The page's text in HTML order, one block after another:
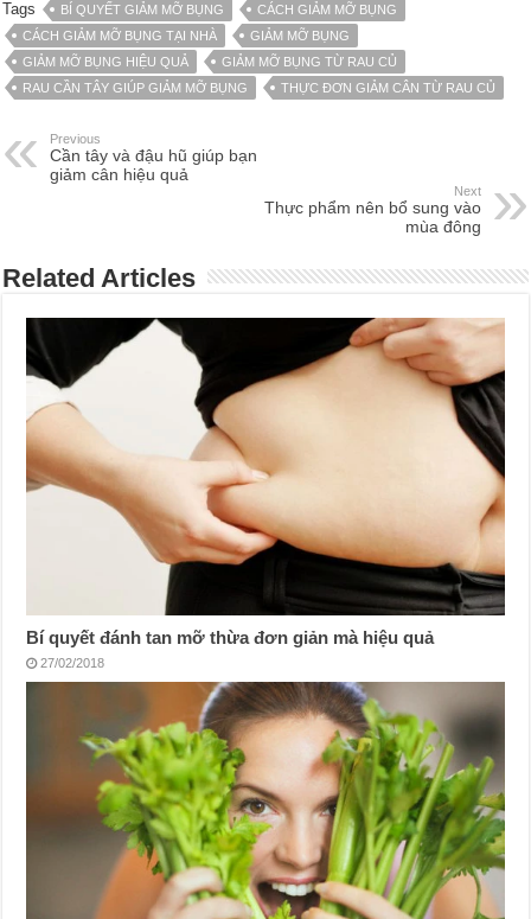
Tags BÍ QUYẾT GIẢM MỠ BỤNG
CÁCH GIẢM MỠ BỤNG
CÁCH GIẢM MỠ BỤNG TẠI NHÀ
GIẢM MỠ BỤNG
GIẢM MỠ BỤNG HIỆU QUẢ
GIẢM MỠ BỤNG TỪ RAU CỦ
RAU CẦN TÂY GIÚP GIẢM MỠ BỤNG
THỰC ĐƠN GIẢM CÂN TỪ RAU CỦ
Previous
Cần tây và đậu hũ giúp bạn
giảm cân hiệu quả
Next
Thực phẩm nên bổ sung vào
mùa đông
Related Articles
Bí quyết đánh tan mỡ thừa đơn giản mà hiệu quả
27/02/2018